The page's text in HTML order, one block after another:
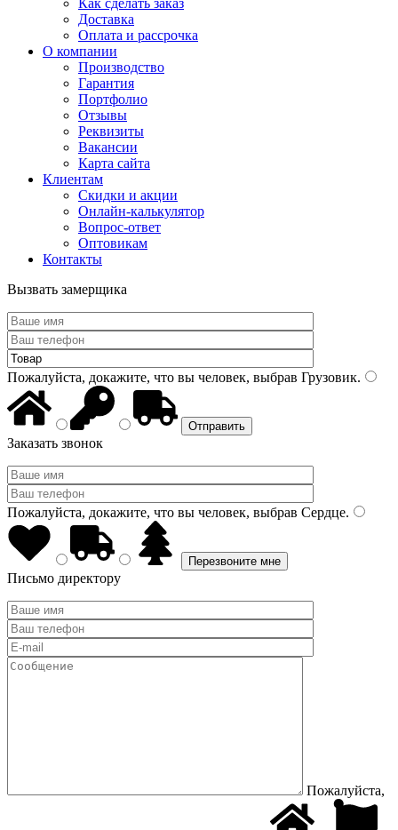
Как сделать заказ
Доставка
Оплата и рассрочка
О компании
Производство
Гарантия
Портфолио
Отзывы
Реквизиты
Вакансии
Карта сайта
Клиентам
Скидки и акции
Онлайн-калькулятор
Вопрос-ответ
Оптовикам
Контакты
Вызвать замерщика
Пожалуйста, докажите, что вы человек, выбрав Грузовик.
Заказать звонок
Пожалуйста, докажите, что вы человек, выбрав Сердце.
Письмо директору
Пожалуйста,